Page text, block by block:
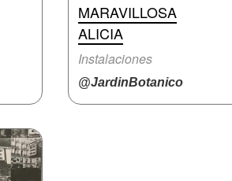
MARAVILLOSA
ALICIA
Instalaciones
@JardinBotanico